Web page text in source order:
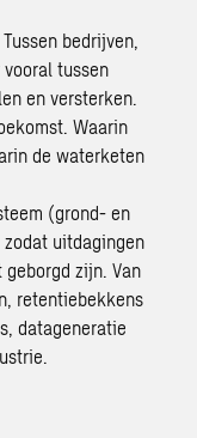
bedrijven,
tussen
en versterken.
Waarin
de waterketen
(grond- en
uitdagingen
zijn. Van
retentiebekkens
datageneratie